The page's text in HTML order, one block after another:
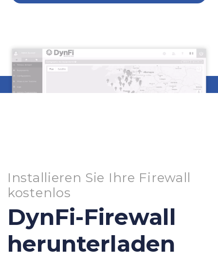
Installieren Sie Ihre Firewall
kostenlos
DynFi-Firewall
herunterladen